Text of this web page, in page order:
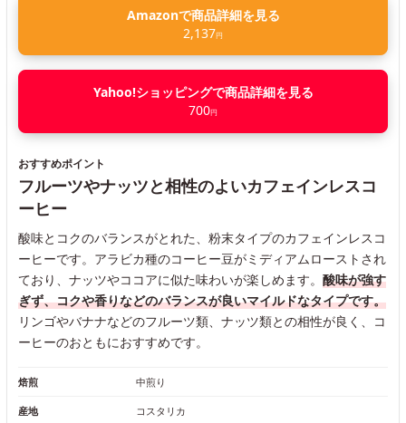
Amazonで商品詳細を見る
2,137円
Yahoo!ショッピングで商品詳細を見る
700円
おすすめポイント
フルーツやナッツと相性のよいカフェインレスコ
ーヒー
酸味とコクのバランスがとれた、粉末タイプのカフェインレスコ
ーヒーです。アラビカ種のコーヒー豆がミディアムローストされ
ており、ナッツやココアに似た味わいが楽しめます。 酸味が強す
ぎず、コクや香りなどのバランスが良いマイルドなタイプです。
リンゴやバナナなどのフルーツ類、ナッツ類との相性が良く、コ
ーヒーのおともにおすすめです。
焙煎 中煎り
産地 コスタリカ